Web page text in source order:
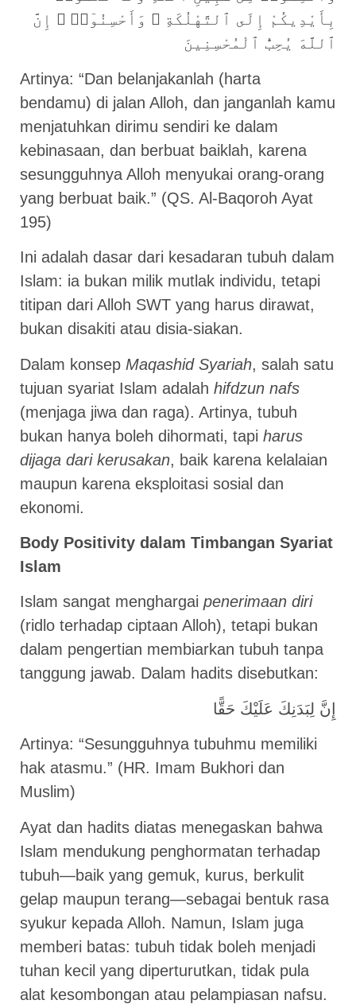
بِأَيْدِيكُمْ إِلَى ٱلتَّهْلُكَةِ ۛ وَأَحْسِنُوٓا۟ ۛ إِنَّ
ٱللَّهَ يُحِبُّ ٱلْمُحْسِنِينَ
Artinya: “Dan belanjakanlah (harta
bendamu) di jalan Alloh, dan janganlah kamu
menjatuhkan dirimu sendiri ke dalam
kebinasaan, dan berbuat baiklah, karena
sesungguhnya Alloh menyukai orang-orang
yang berbuat baik.” (QS. Al-Baqoroh Ayat
195)
Ini adalah dasar dari kesadaran tubuh dalam
Islam: ia bukan milik mutlak individu, tetapi
titipan dari Alloh SWT yang harus dirawat,
bukan disakiti atau disia-siakan.
Dalam konsep Maqashid Syariah, salah satu
tujuan syariat Islam adalah hifdzun nafs
(menjaga jiwa dan raga). Artinya, tubuh
bukan hanya boleh dihormati, tapi harus
dijaga dari kerusakan, baik karena kelalaian
maupun karena eksploitasi sosial dan
ekonomi.
Body Positivity dalam Timbangan Syariat
Islam
Islam sangat menghargai penerimaan diri
(ridlo terhadap ciptaan Alloh), tetapi bukan
dalam pengertian membiarkan tubuh tanpa
tanggung jawab. Dalam hadits disebutkan:
إِنَّ لِبَدَنِكَ عَلَيْكَ حَقًّا
Artinya: “Sesungguhnya tubuhmu memiliki
hak atasmu.” (HR. Imam Bukhori dan
Muslim)
Ayat dan hadits diatas menegaskan bahwa
Islam mendukung penghormatan terhadap
tubuh—baik yang gemuk, kurus, berkulit
gelap maupun terang—sebagai bentuk rasa
syukur kepada Alloh. Namun, Islam juga
memberi batas: tubuh tidak boleh menjadi
tuhan kecil yang diperturutkan, tidak pula
alat kesombongan atau pelampiasan nafsu.